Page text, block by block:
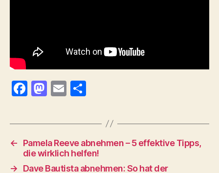
F
c
e
b
o
M
to
d
o
n
E
ai le
n
←
Pamela Reeve abnehmen – 5 effektive Tipps,
die wirklich helfen!
→
Dave Bautista abnehmen: So hat der